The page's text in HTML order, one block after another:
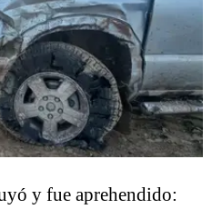
y fue aprehendido: